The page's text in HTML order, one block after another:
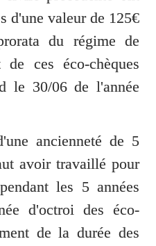
d'une valeur de 125€
du régime de
ces éco-chèques
le 30/06 de l'année
ancienneté de 5
avoir travaillé pour
les 5 années
d'octroi des éco-
de la durée des